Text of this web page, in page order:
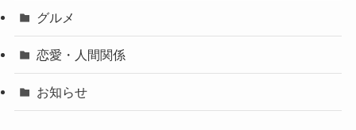
グルメ
恋愛・人間関係
お知らせ